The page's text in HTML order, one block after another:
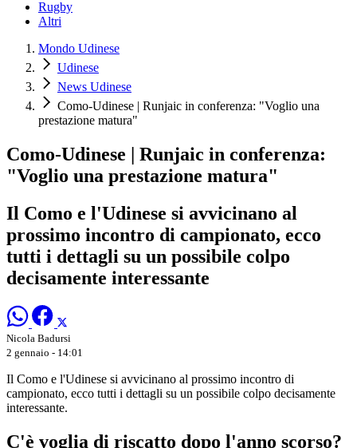
Rugby
Altri
Mondo Udinese
Udinese
News Udinese
Como-Udinese | Runjaic in conferenza: "Voglio una
prestazione matura"
Como-Udinese | Runjaic in conferenza:
"Voglio una prestazione matura"
Il Como e l'Udinese si avvicinano al
prossimo incontro di campionato, ecco
tutti i dettagli su un possibile colpo
decisamente interessante
Nicola Badursi
2 gennaio - 14:01
Il Como e l'Udinese si avvicinano al prossimo incontro di
campionato, ecco tutti i dettagli su un possibile colpo decisamente
interessante.
C'è voglia di riscatto dopo l'anno scorso?